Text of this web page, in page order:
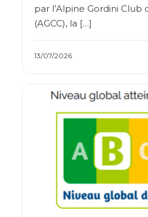
par l’Alpine Gordini Club
(AGCC), la […]
13/07/2026